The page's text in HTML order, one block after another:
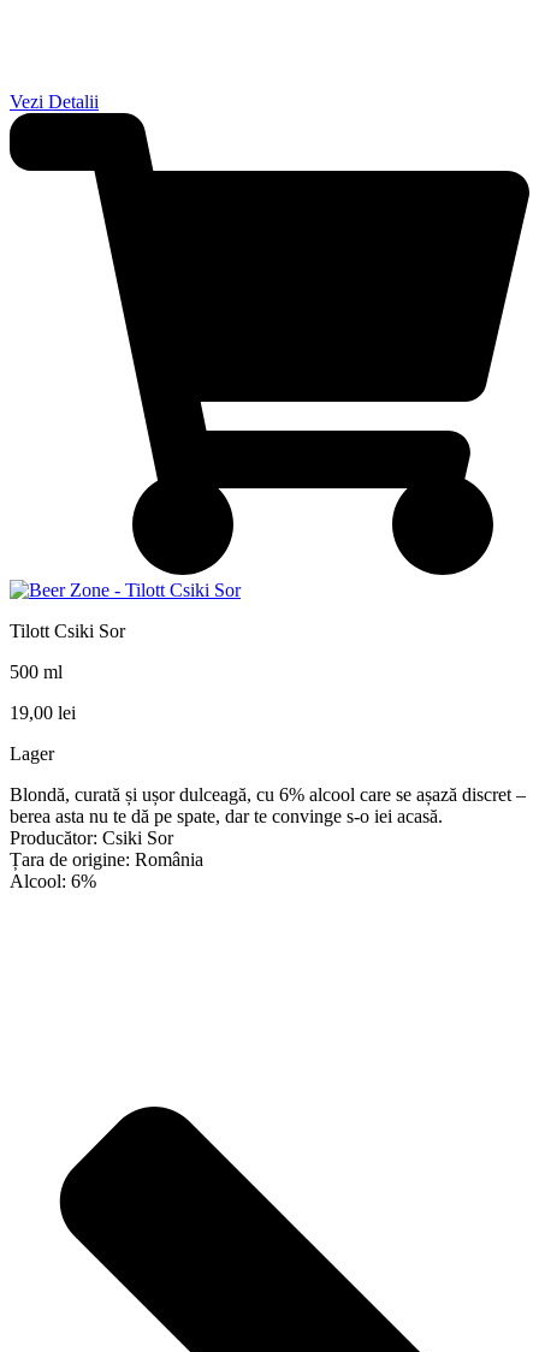
Vezi Detalii
Tilott Csiki Sor
500 ml
19,00 lei
Lager
Blondă, curată și ușor dulceagă, cu 6% alcool care se așază discret –
berea asta nu te dă pe spate, dar te convinge s-o iei acasă.
Producător: Csiki Sor
Țara de origine: România
Alcool: 6%